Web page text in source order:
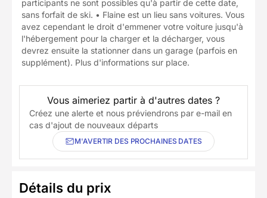
participants ne sont possibles qu'à partir de cette date,
sans forfait de ski. • Flaine est un lieu sans voitures. Vous
avez cependant le droit d'emmener votre voiture jusqu'à
l'hébergement pour la charger et la décharger, vous
devrez ensuite la stationner dans un garage (parfois en
supplément). Plus d'informations sur place.
Vous aimeriez partir à d'autres dates ?
Créez une alerte et nous préviendrons par e-mail en
cas d'ajout de nouveaux départs
M'AVERTIR DES PROCHAINES DATES
Détails du prix